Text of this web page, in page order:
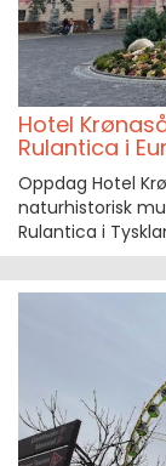
Hotel
Rulantica i
Oppdag Hotel
naturhistorisk
Rulantica i